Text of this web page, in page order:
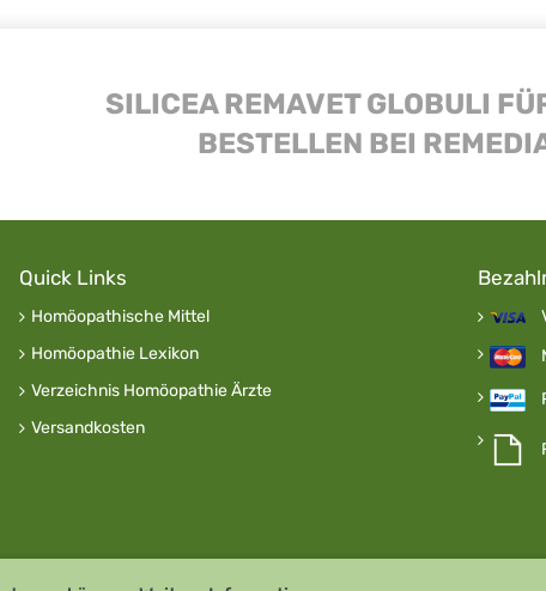
SILICEA REMAVET GLOBULI
BESTELLEN BEI
Quick Links
Homöopathische Mittel
Homöopathie Lexikon
Verzeichnis Homöopathie Ärzte
Versandkosten